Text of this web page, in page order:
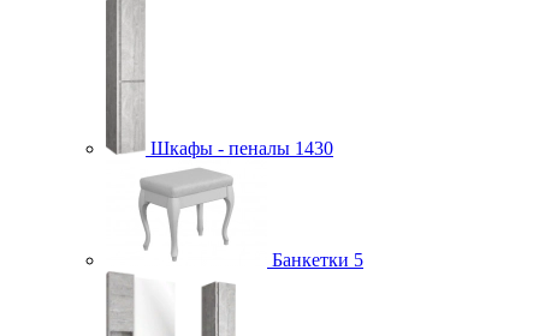
Шкафы - пеналы 1430
Банкетки 5